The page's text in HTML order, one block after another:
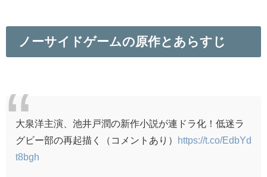
ノーサイドゲームの原作とあらすじ
大泉洋主演、池井戸潤の新作小説が連ドラ化！低迷ラ
グビー部の再起描く（コメントあり）
https://t.co/EdbYd
t8bgh